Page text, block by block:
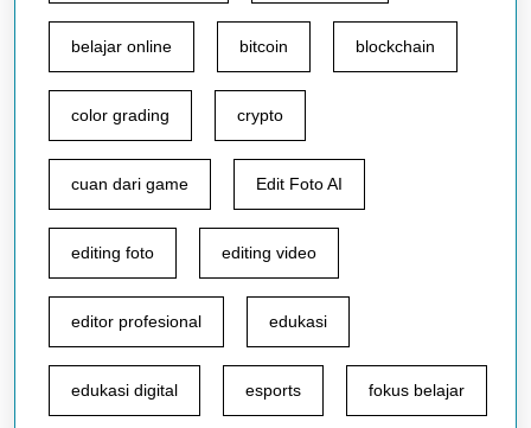
belajar online bitcoin blockchain
color grading crypto
cuan dari game Edit Foto AI
editing foto editing video
editor profesional edukasi
edukasi digital esports fokus belajar